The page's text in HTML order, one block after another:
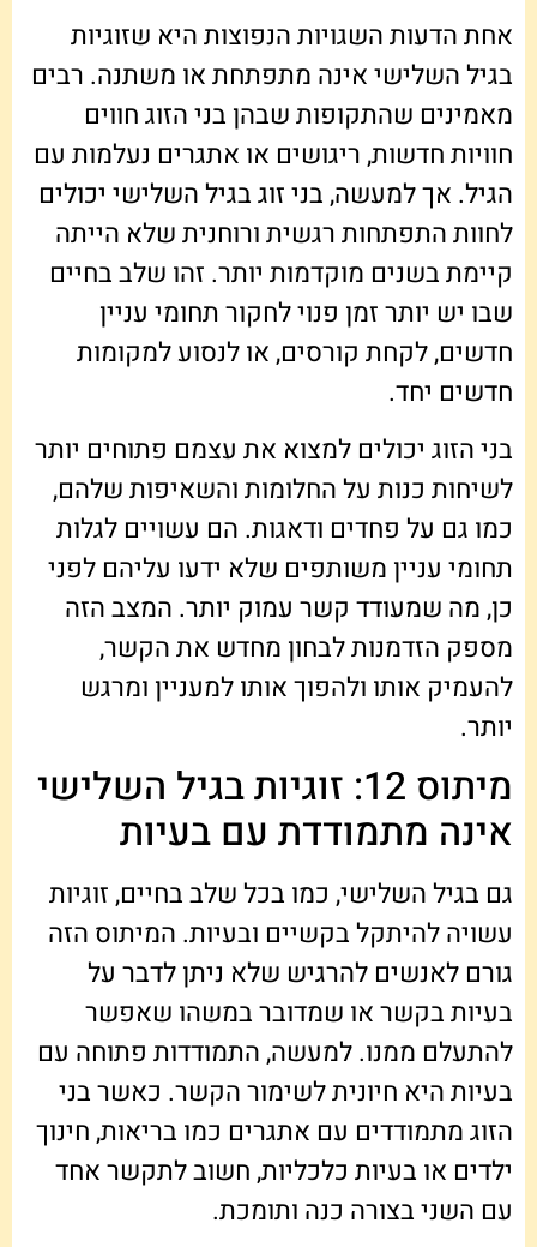
אחת הדעות השגויות הנפוצות היא שזוגיות
בגיל השלישי אינה מתפתחת או משתנה. רבים
מאמינים שהתקופות שבהן בני הזוג חווים
חוויות חדשות, ריגושים או אתגרים נעלמות עם
הגיל. אך למעשה, בני זוג בגיל השלישי יכולים
לחוות התפתחות רגשית ורוחנית שלא הייתה
קיימת בשנים מוקדמות יותר. זהו שלב בחיים
שבו יש יותר זמן פנוי לחקור תחומי עניין
חדשים, לקחת קורסים, או לנסוע למקומות
חדשים יחד.
בני הזוג יכולים למצוא את עצמם פתוחים יותר
לשיחות כנות על החלומות והשאיפות שלהם,
כמו גם על פחדים ודאגות. הם עשויים לגלות
תחומי עניין משותפים שלא ידעו עליהם לפני
כן, מה שמעודד קשר עמוק יותר. המצב הזה
מספק הזדמנות לבחון מחדש את הקשר,
להעמיק אותו ולהפוך אותו למעניין ומרגש
יותר.
מיתוס 12: זוגיות בגיל השלישי
אינה מתמודדת עם בעיות
גם בגיל השלישי, כמו בכל שלב בחיים, זוגיות
עשויה להיתקל בקשיים ובעיות. המיתוס הזה
גורם לאנשים להרגיש שלא ניתן לדבר על
בעיות בקשר או שמדובר במשהו שאפשר
להתעלם ממנו. למעשה, התמודדות פתוחה עם
בעיות היא חיונית לשימור הקשר. כאשר בני
הזוג מתמודדים עם אתגרים כמו בריאות, חינוך
ילדים או בעיות כלכליות, חשוב לתקשר אחד
עם השני בצורה כנה ותומכת.